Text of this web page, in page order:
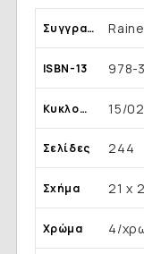
Συγγραφέας
ISBN-13 978-
Κυκλοφορία 15/
Σελίδες 244
Σχήμα 21 x
Χρώμα 4/